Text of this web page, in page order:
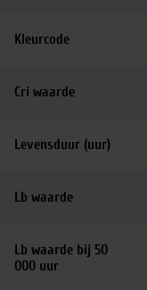
Kleurcode
Cri waarde
Levensduur (uur)
Lb waarde
Lb waarde bij 50
000 uur